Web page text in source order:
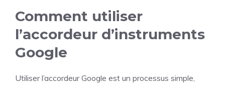
Comment utiliser
l’accordeur d’instruments
Google
Utiliser l’accordeur Google est un processus simple,